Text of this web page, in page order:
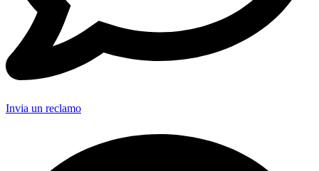
Invia un reclamo